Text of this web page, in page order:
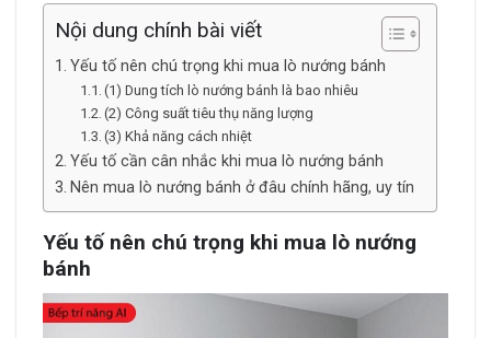
Nội dung chính bài viết
Yếu tố nên chú trọng khi mua lò nướng bánh
(1) Dung tích lò nướng bánh là bao nhiêu
(2) Công suất tiêu thụ năng lượng
(3) Khả năng cách nhiệt
Yếu tố cần cân nhắc khi mua lò nướng bánh
Nên mua lò nướng bánh ở đâu chính hãng, uy tín
Yếu tố nên chú trọng khi mua lò nướng
bánh